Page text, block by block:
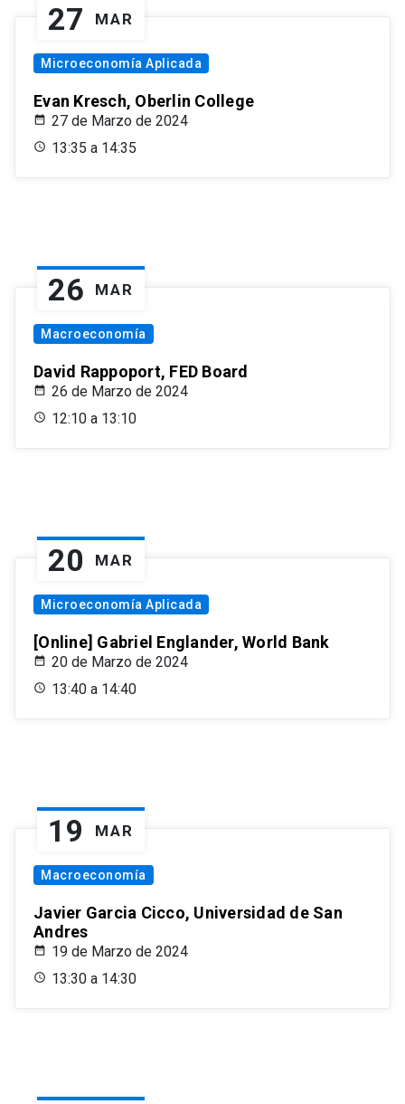
27 MAR
Microeconomía Aplicada
Evan Kresch, Oberlin College
27 de Marzo de 2024
13:35 a 14:35
26 MAR
Macroeconomía
David Rappoport, FED Board
26 de Marzo de 2024
12:10 a 13:10
20 MAR
Microeconomía Aplicada
[Online] Gabriel Englander, World Bank
20 de Marzo de 2024
13:40 a 14:40
19 MAR
Macroeconomía
Javier Garcia Cicco, Universidad de San
Andres
19 de Marzo de 2024
13:30 a 14:30